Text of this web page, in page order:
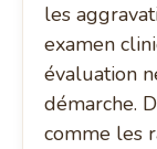
les
examen
évaluation
démarche.
comme les